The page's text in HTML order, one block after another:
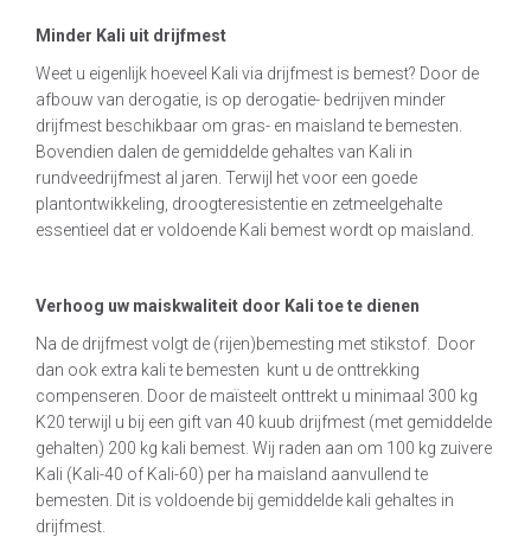
Minder Kali uit drijfmest
Weet u eigenlijk hoeveel Kali via drijfmest is bemest? Door de
afbouw van derogatie, is op derogatie- bedrijven minder
drijfmest beschikbaar om gras- en maisland te bemesten.
Bovendien dalen de gemiddelde gehaltes van Kali in
rundveedrijfmest al jaren. Terwijl het voor een goede
plantontwikkeling, droogteresistentie en zetmeelgehalte
essentieel dat er voldoende Kali bemest wordt op maisland.
Verhoog uw maiskwaliteit door Kali toe te dienen
Na de drijfmest volgt de (rijen)bemesting met stikstof. Door
dan ook extra kali te bemesten kunt u de onttrekking
compenseren. Door de maïsteelt onttrekt u minimaal 300 kg
K20 terwijl u bij een gift van 40 kuub drijfmest (met gemiddelde
gehalten) 200 kg kali bemest. Wij raden aan om 100 kg zuivere
Kali (Kali-40 of Kali-60) per ha maisland aanvullend te
bemesten. Dit is voldoende bij gemiddelde kali gehaltes in
drijfmest.